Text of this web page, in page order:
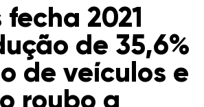
2021
de 35,6%
de veículos e
roubo a